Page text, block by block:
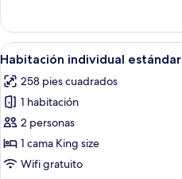
o
individuales
estándar
con
1
matrimonial
o
individuales
Abrir
todas
las
fotos
de
Habitación
individual
10
Habitación individual estándar
258 pies cuadrados
1 habitación
2 personas
1 cama King size
Wifi gratuito